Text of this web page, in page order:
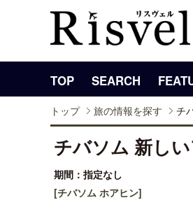
TOP SEARCH
トップ 旅の情報を探す チ
チバソム 新し
期間：指定なし
[チバソム ホアヒン]